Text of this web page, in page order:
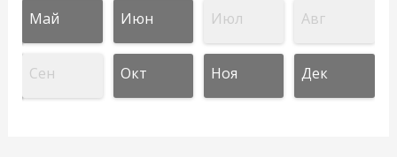
Май Июн Июл Авг
Сен Окт Ноя Дек